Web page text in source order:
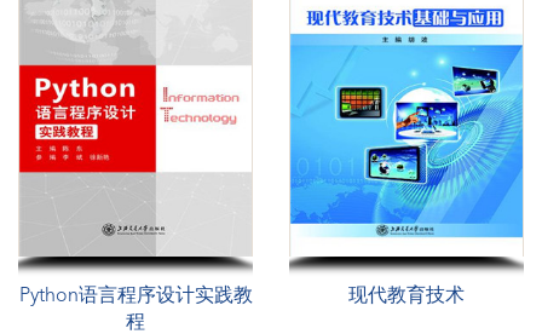
Python语言程序设计实践教
程
现代教育技术